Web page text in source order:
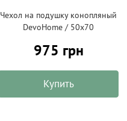
Чехол на подушку конопляный
DevoHome / 50х70
975 грн
Купить